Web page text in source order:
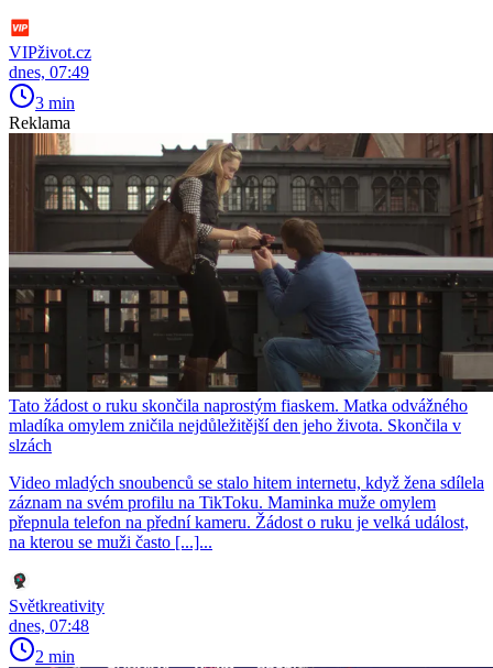
VIPživot.cz
dnes, 07:49
3 min
Reklama
Tato žádost o ruku skončila naprostým fiaskem. Matka odvážného
mladíka omylem zničila nejdůležitější den jeho života. Skončila v
slzách
Video mladých snoubenců se stalo hitem internetu, když žena sdílela
záznam na svém profilu na TikToku. Maminka muže omylem
přepnula telefon na přední kameru. Žádost o ruku je velká událost,
na kterou se muži často [...]...
Světkreativity
dnes, 07:48
2 min